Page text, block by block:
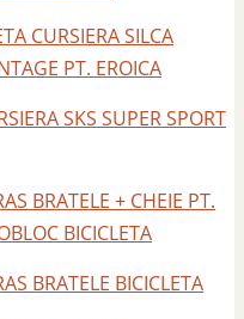
CURSIERA SILCA
PT. EROICA
SKS SUPER SPORT
BRATELE + CHEIE PT.
BICICLETA
BRATELE BICICLETA